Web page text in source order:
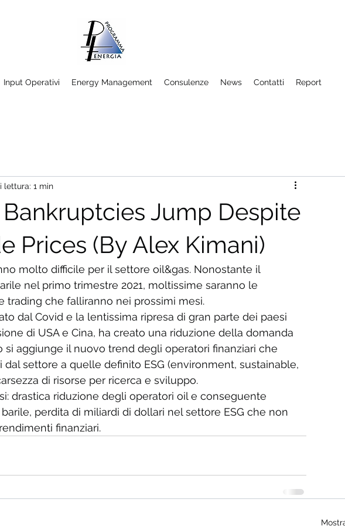
Input Operativi Energy Management Consulenze News Contatti Report
Bankruptcies Jump Despite
Prices (By Alex Kimani)
lettura: 1 min
molto difficile per il settore oil&gas. Nonostante il
nel primo trimestre 2021, moltissime saranno le
trading che falliranno nei prossimi mesi.
dal Covid e la lentissima ripresa di gran parte dei paesi
di USA e Cina, ha creato una riduzione della domanda
si aggiunge il nuovo trend degli operatori finanziari che
settore a quelle definito ESG (environment, sustainable,
di risorse per ricerca e sviluppo.
drastica riduzione degli operatori oil e conseguente
perdita di miliardi di dollari nel settore ESG che non
finanziari.